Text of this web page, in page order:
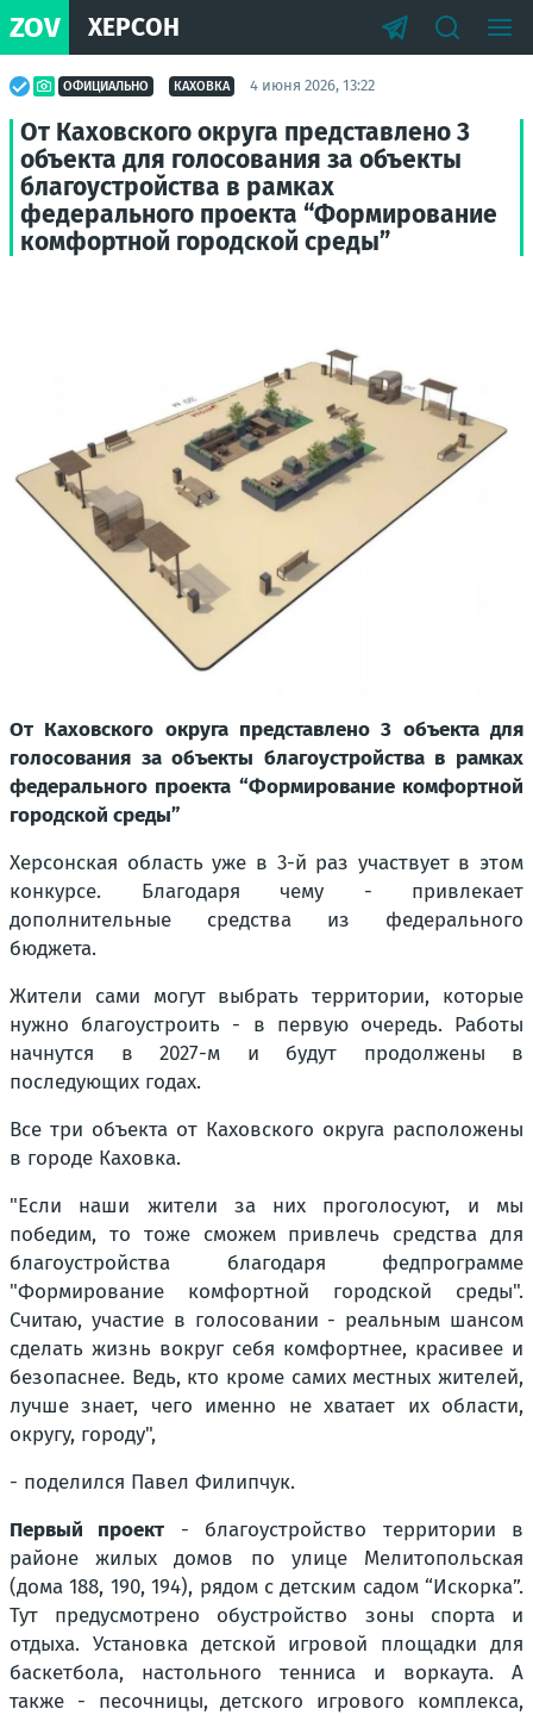
ZOV ХЕРСОН
ОФИЦИАЛЬНО КАХОВКА 4 июня 2026, 13:22
От Каховского округа представлено 3
объекта для голосования за объекты
благоустройства в рамках
федерального проекта “Формирование
комфортной городской среды”
От Каховского округа представлено 3 объекта для
голосования за объекты благоустройства в рамках
федерального проекта “Формирование комфортной
городской среды”
Херсонская область уже в 3-й раз участвует в этом
конкурсе. Благодаря чему - привлекает
дополнительные средства из федерального
бюджета.
Жители сами могут выбрать территории, которые
нужно благоустроить - в первую очередь. Работы
начнутся в 2027-м и будут продолжены в
последующих годах.
Все три объекта от Каховского округа расположены
в городе Каховка.
"Если наши жители за них проголосуют, и мы
победим, то тоже сможем привлечь средства для
благоустройства благодаря федпрограмме
"Формирование комфортной городской среды".
Считаю, участие в голосовании - реальным шансом
сделать жизнь вокруг себя комфортнее, красивее и
безопаснее. Ведь, кто кроме самих местных жителей,
лучше знает, чего именно не хватает их области,
округу, городу",
- поделился Павел Филипчук.
Первый проект - благоустройство территории в
районе жилых домов по улице Мелитопольская
(дома 188, 190, 194), рядом с детским садом “Искорка”.
Тут предусмотрено обустройство зоны спорта и
отдыха. Установка детской игровой площадки для
баскетбола, настольного тенниса и воркаута. А
также - песочницы, детского игрового комплекса,